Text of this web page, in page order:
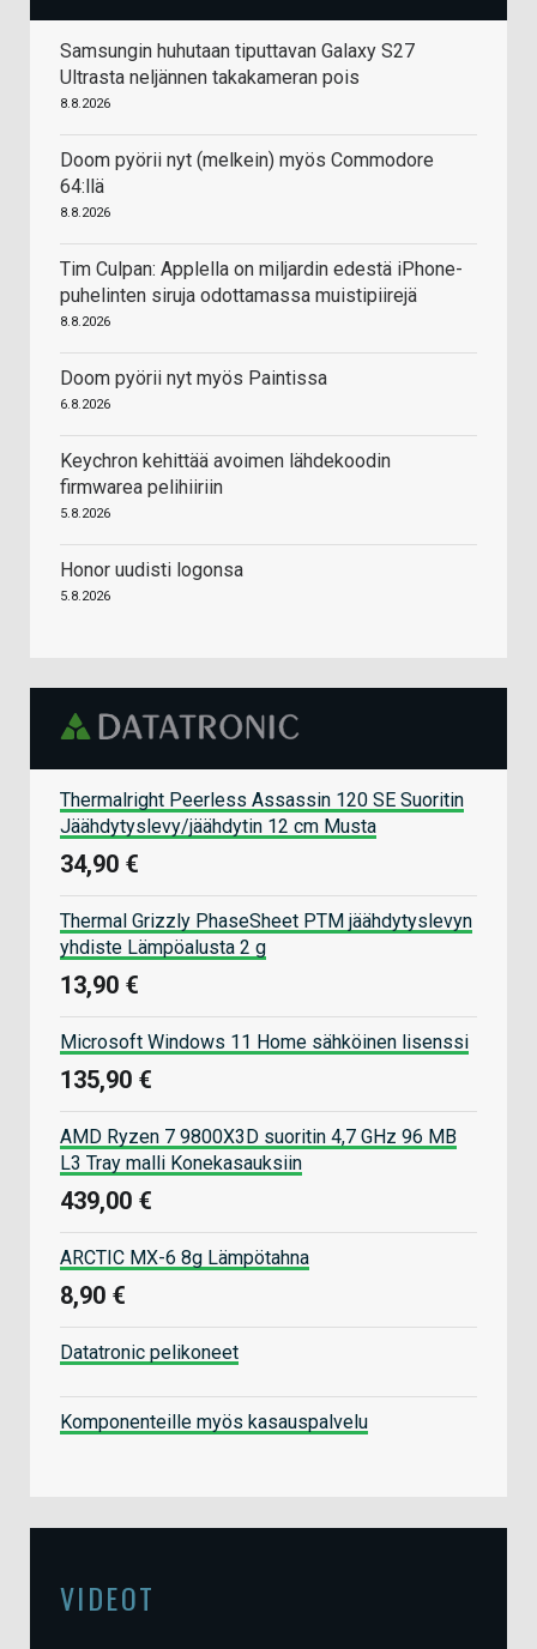
Samsungin huhutaan tiputtavan Galaxy S27
Ultrasta neljännen takakameran pois
8.8.2026
Doom pyörii nyt (melkein) myös Commodore
64:llä
8.8.2026
Tim Culpan: Applella on miljardin edestä iPhone-
puhelinten siruja odottamassa muistipiirejä
8.8.2026
Doom pyörii nyt myös Paintissa
6.8.2026
Keychron kehittää avoimen lähdekoodin
firmwarea pelihiiriin
5.8.2026
Honor uudisti logonsa
5.8.2026
Thermalright Peerless Assassin 120 SE Suoritin
Jäähdytyslevy/jäähdytin 12 cm Musta
34,90 €
Thermal Grizzly PhaseSheet PTM jäähdytyslevyn
yhdiste Lämpöalusta 2 g
13,90 €
Microsoft Windows 11 Home sähköinen lisenssi
135,90 €
AMD Ryzen 7 9800X3D suoritin 4,7 GHz 96 MB
L3 Tray malli Konekasauksiin
439,00 €
ARCTIC MX-6 8g Lämpötahna
8,90 €
Datatronic pelikoneet
Komponenteille myös kasauspalvelu
VIDEOT